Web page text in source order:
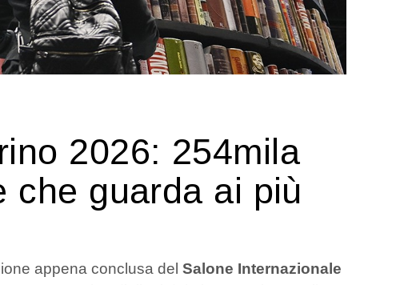
2026: 254mila
che guarda ai più
appena conclusa del Salone Internazionale